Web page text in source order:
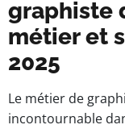
graphiste
métier et
2025
Le métier de
incontournable